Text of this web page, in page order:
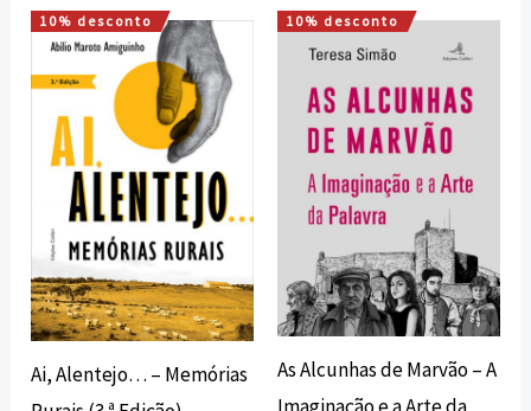
10% desconto
Ai, Alentejo… – Memórias
O
preço
original
era:
16,00 €.
O
preço
atual
é:
14,40 €.
10% desconto
As Alcunhas de Marvão – A
O
preço
era:
10,00 €.
O
preço
é:
9,00 €.